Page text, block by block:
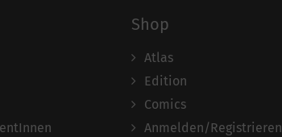
Shop
Atlas
Edition
Comics
Anmelden/Registrieren